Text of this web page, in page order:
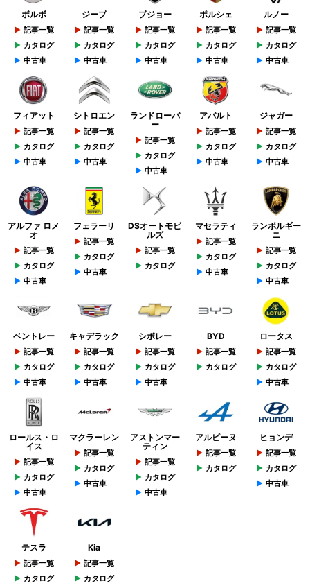
ボルボ
記事一覧
カタログ
中古車
ジープ
記事一覧
カタログ
中古車
プジョー
記事一覧
カタログ
中古車
ポルシェ
記事一覧
カタログ
中古車
ルノー
記事一覧
カタログ
中古車
フィアット
記事一覧
カタログ
中古車
シトロエン
記事一覧
カタログ
中古車
ランドローバ
ー
記事一覧
カタログ
中古車
アバルト
記事一覧
カタログ
中古車
ジャガー
記事一覧
カタログ
中古車
アルファ ロメ
オ
記事一覧
カタログ
中古車
フェラーリ
記事一覧
カタログ
中古車
DSオートモビ
ルズ
記事一覧
カタログ
マセラティ
記事一覧
カタログ
中古車
ランボルギー
ニ
記事一覧
カタログ
中古車
ベントレー
記事一覧
カタログ
中古車
キャデラック
記事一覧
カタログ
中古車
シボレー
記事一覧
カタログ
中古車
BYD
記事一覧
カタログ
ロータス
記事一覧
カタログ
中古車
ロールス・ロ
イス
記事一覧
カタログ
中古車
マクラーレン
記事一覧
カタログ
中古車
アストンマー
ティン
記事一覧
カタログ
中古車
アルピーヌ
記事一覧
カタログ
ヒョンデ
記事一覧
カタログ
中古車
テスラ
記事一覧
カタログ
Kia
記事一覧
カタログ